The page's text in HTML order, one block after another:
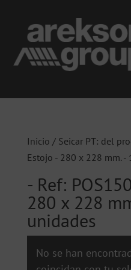
Inicio / Seicar PT: del
Estojo - 280 x 228 mm. -
- Ref:
280 x 228
unidades
No se han